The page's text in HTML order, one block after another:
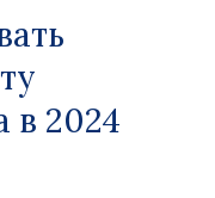
в 2024